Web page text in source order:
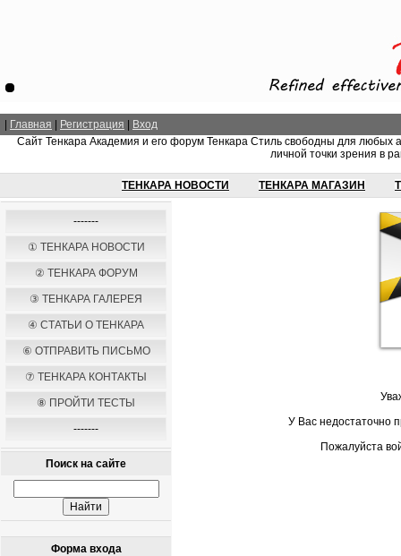
| Главная | Регистрация | Вход
Сайт Тенкара Академия и его форум Тенкара Стиль свободны для любых
личной точки зрения в
ТЕНКАРА НОВОСТИ ТЕНКАРА МАГАЗИН
-------
① ТЕНКАРА НОВОСТИ
② ТЕНКАРА ФОРУМ
③ ТЕНКАРА ГАЛЕРЕЯ
④ СТАТЬИ О ТЕНКАРА
⑥ ОТПРАВИТЬ ПИСЬМО
⑦ ТЕНКАРА КОНТАКТЫ
⑧ ПРОЙТИ ТЕСТЫ
-------
Поиск на сайте
Форма входа
У Вас недостаточно
Пожалуйста